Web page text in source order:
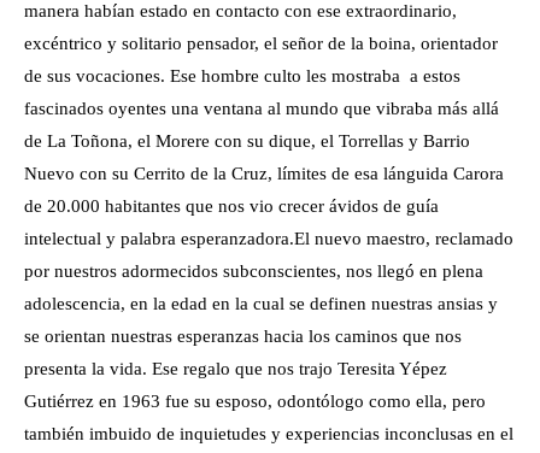
manera habían estado en contacto con ese extraordinario,
excéntrico y solitario pensador, el señor de la boina, orientador
de sus vocaciones. Ese hombre culto les mostraba a estos
fascinados oyentes una ventana al mundo que vibraba más allá
de La Toñona, el Morere con su dique, el Torrellas y Barrio
Nuevo con su Cerrito de la Cruz, límites de esa lánguida Carora
de 20.000 habitantes que nos vio crecer ávidos de guía
intelectual y palabra esperanzadora.El nuevo maestro, reclamado
por nuestros adormecidos subconscientes, nos llegó en plena
adolescencia, en la edad en la cual se definen nuestras ansias y
se orientan nuestras esperanzas hacia los caminos que nos
presenta la vida. Ese regalo que nos trajo Teresita Yépez
Gutiérrez en 1963 fue su esposo, odontólogo como ella, pero
también imbuido de inquietudes y experiencias inconclusas en el